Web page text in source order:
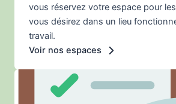
vous réservez votre espace pour
vous désirez dans un lieu
travail.
Voir nos espaces